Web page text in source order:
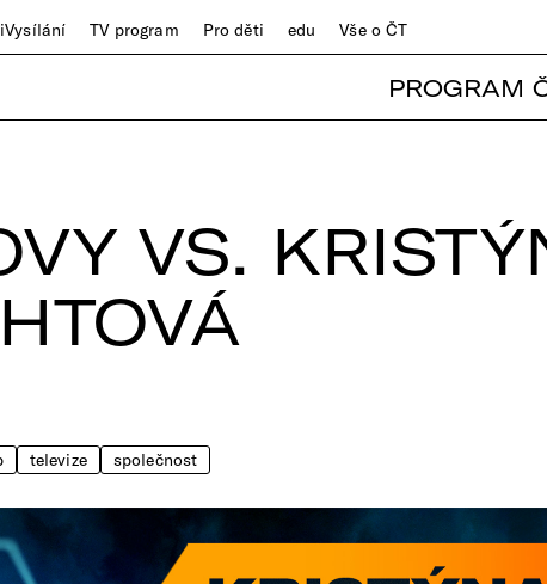
iVysílání TV program Pro děti edu Vše o ČT
PROGRAM
VS.
televize společnost